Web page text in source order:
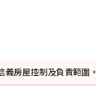
房屋控制及負責範圍。